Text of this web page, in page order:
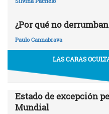
¿Por qué no
Paulo Cannabrava
LAS CARAS
Estado de excepción
Mundial